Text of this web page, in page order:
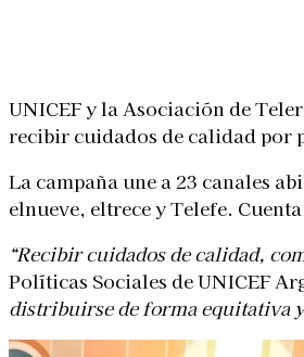
UNICEFy la Asociación de
recibir cuidados de calidad por
La campaña une a 23 canales
elnueve, eltrece y Telefe.
“Recibir cuidados de calidad,
Políticas Sociales deUNICEF
distribuirse de forma equitativa